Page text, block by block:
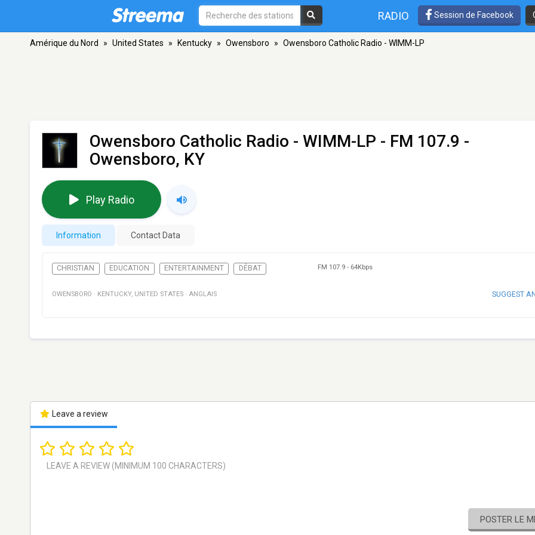
RADIO Session de Facebook
Amérique du Nord » United States » Kentucky » Owensboro » Owensboro Catholic Radio - WIMM-LP
Owensboro Catholic Radio - WIMM-LP - FM 107.9 -
Owensboro, KY
Play Radio
Information Contact Data
CHRISTIAN EDUCATION ENTERTAINMENT DÉBAT FM 107.9 - 64Kbps
OWENSBORO · KENTUCKY, UNITED STATES · ANGLAIS SUGGEST
Leave a review
POSTER LE